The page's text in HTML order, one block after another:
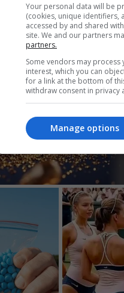
Your personal data will be
(cookies, unique identifiers,
accessed by and shared
site. We and our partners
partners.
Some vendors may
interest, which you can
for a link at the bottom of
withdraw consent in privacy
Manage options